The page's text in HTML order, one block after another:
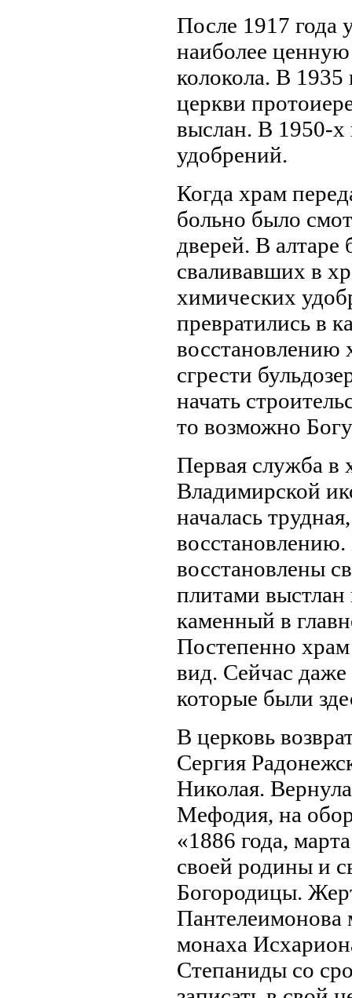
После 1917 года
наиболее ценную
колокола. В 1935
церкви
выслан. В 1950-х
удобрений.
Когда храм
больно было
дверей. В алтаре
сваливавших в
химических
превратились в
восстановлению
сгрести
начать
то возможно
Первая служба в
Владимирской
началась
восстановлены
плитами
каменный в
Постепенно храм
вид. Сейчас даже
которые были
В церковь
Сергия
Николая.
Мефодия, на
«1886 года,
своей родины и
Богородицы.
Пантелеимонова
монаха
Степаниды со